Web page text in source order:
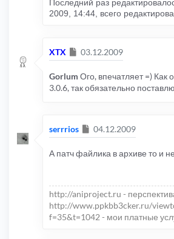
Последний раз
2009, 14:44, всего
XTX Сообщение
03.12.2009
Gorlum Ого, впечатляет =) Как
3.0.6, так обязательно
serrrios Сообщение
04.12.2009
А патч файлика в архиве то и
http://aniproject.ru -
http://www.ppkbb3cker.ru/
f=35&t=1042 - мои платные